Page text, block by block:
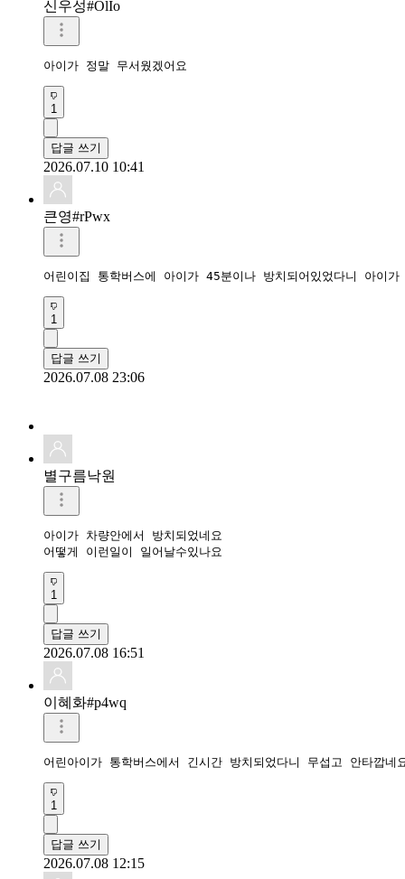
신우성#OlIo
아이가 정말 무서웠겠어요
1
답글 쓰기
2026.07.10 10:41
큰영#rPwx
어린이집 통학버스에 아이가 45분이나 방치되어있었다니 아이
1
답글 쓰기
2026.07.08 23:06
별구름낙원
아이가 차량안에서 방치되었네요
어떻게 이런일이 일어날수있나요
1
답글 쓰기
2026.07.08 16:51
이혜화#p4wq
어린아이가 통학버스에서 긴시간 방치되었다니 무섭고 안타깝네
1
답글 쓰기
2026.07.08 12:15